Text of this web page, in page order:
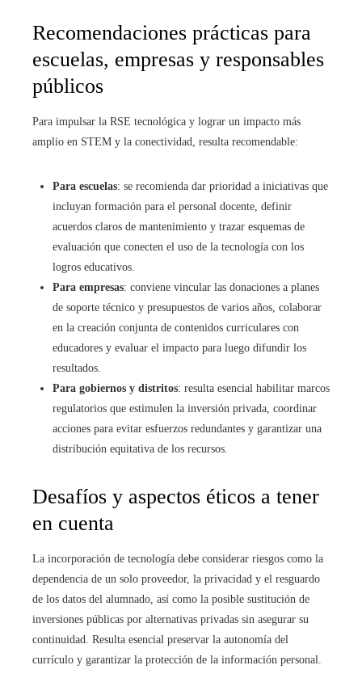
Recomendaciones prácticas para
escuelas, empresas y responsables
públicos
Para impulsar la RSE tecnológica y lograr un impacto más
amplio en STEM y la conectividad, resulta recomendable:
Para escuelas: se recomienda dar prioridad a iniciativas que
incluyan formación para el personal docente, definir
acuerdos claros de mantenimiento y trazar esquemas de
evaluación que conecten el uso de la tecnología con los
logros educativos.
Para empresas: conviene vincular las donaciones a planes
de soporte técnico y presupuestos de varios años, colaborar
en la creación conjunta de contenidos curriculares con
educadores y evaluar el impacto para luego difundir los
resultados.
Para gobiernos y distritos: resulta esencial habilitar marcos
regulatorios que estimulen la inversión privada, coordinar
acciones para evitar esfuerzos redundantes y garantizar una
distribución equitativa de los recursos.
Desafíos y aspectos éticos a tener
en cuenta
La incorporación de tecnología debe considerar riesgos como la
dependencia de un solo proveedor, la privacidad y el resguardo
de los datos del alumnado, así como la posible sustitución de
inversiones públicas por alternativas privadas sin asegurar su
continuidad. Resulta esencial preservar la autonomía del
currículo y garantizar la protección de la información personal.